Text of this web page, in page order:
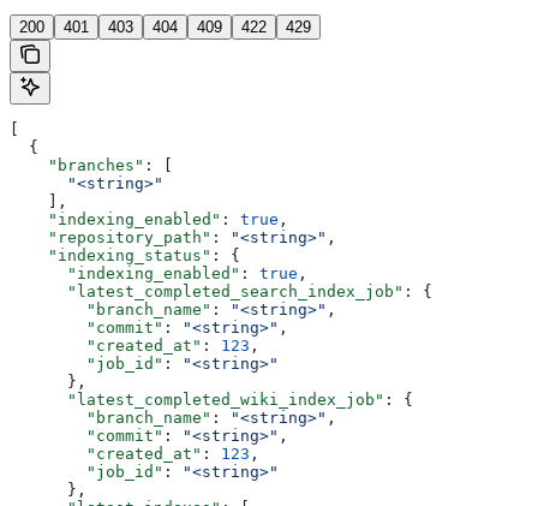
200 401 403 404 409 422 429
[
  {
    "branches"
: [
      "<string>"
    ],
    "indexing_enabled"
: true ,
    "repository_path"
: "<string>" ,
    "indexing_status"
: {
      "indexing_enabled"
: true ,
      "latest_completed_search_index_job"
: {
        "branch_name"
: "<string>" ,
        "commit"
: "<string>" ,
        "created_at"
: 123 ,
        "job_id"
:
"<string>"
      },
      "latest_completed_wiki_index_job"
: {
        "branch_name"
: "<string>" ,
        "commit"
: "<string>" ,
        "created_at"
: 123 ,
        "job_id"
:
"<string>"
      },